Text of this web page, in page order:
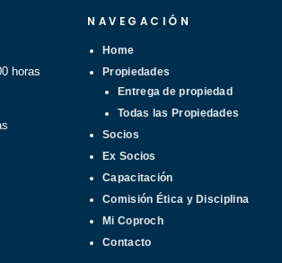
horas
NAVEGACIÓN
Home
Propiedades
Entrega de propiedad
Todas las Propiedades
Socios
Ex Socios
Capacitación
Comisión Ética y Disciplina
Mi Coproch
Contacto